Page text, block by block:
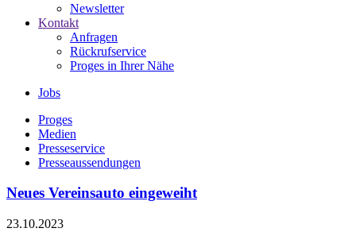
Newsletter
Kontakt
Anfragen
Rückrufservice
Proges in Ihrer Nähe
Jobs
Proges
Medien
Presseservice
Presseaussendungen
Neues Vereinsauto eingeweiht
23.10.2023